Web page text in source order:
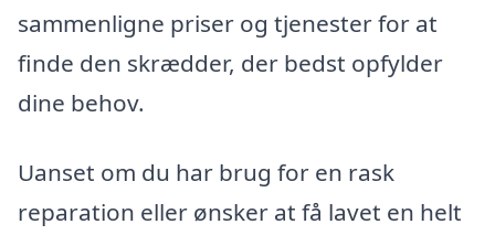
sammenligne priser og tjenester for at
finde den skrædder, der bedst opfylder
dine behov.
Uanset om du har brug for en rask
reparation eller ønsker at få lavet en helt